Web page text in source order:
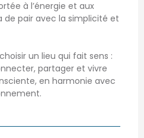
à l’énergie et aux
de pair avec la simplicité et
un lieu qui fait sens :
partager et vivre
en harmonie avec